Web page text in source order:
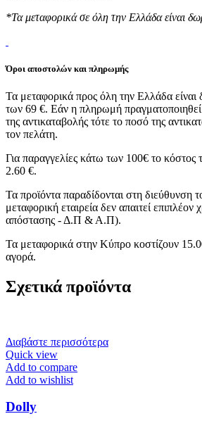
*Τα μεταφορικά σε όλη την Ελλάδα είναι
Όροι αποστολών και πληρωμής
Τα μεταφορικά προς όλη την Ελλάδα είναι
των 69 €. Εάν η πληρωμή
της αντικαταβολής τότε το ποσό της
τον πελάτη.
Για παραγγελίες κάτω των 100€ το κόστος
2.60 €.
Τα προϊόντα παραδίδονται στη διεύθυνση
μεταφορική εταιρεία δεν απαιτεί επιπλέον
απόστασης - Δ.Π & Α.Π).
Τα μεταφορικά στην Κύπρο κοστίζουν
αγορά.
Σχετικά προϊόντα
Διαβάστε περισσότερα
Quick view
Add to compare
Add to wishlist
Dolly